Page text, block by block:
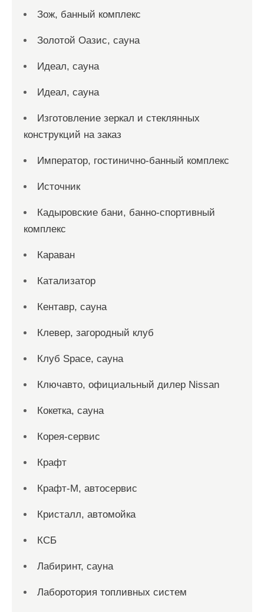
Зож, банный комплекс
Золотой Оазис, сауна
Идеал, сауна
Идеал, сауна
Изготовление зеркал и стеклянных
конструкций на заказ
Император, гостинично-банный комплекс
Источник
Кадыровские бани, банно-спортивный
комплекс
Караван
Катализатор
Кентавр, сауна
Клевер, загородный клуб
Клуб Space, сауна
Ключавто, официальный дилер Nissan
Кокетка, сауна
Корея-сервис
Крафт
Крафт-М, автосервис
Кристалл, автомойка
КСБ
Лабиринт, сауна
Лаборотория топливных систем